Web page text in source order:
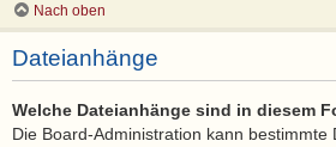
Nach oben
Dateianhänge
Welche Dateianhänge sind in diesem
Die Board-Administration kann